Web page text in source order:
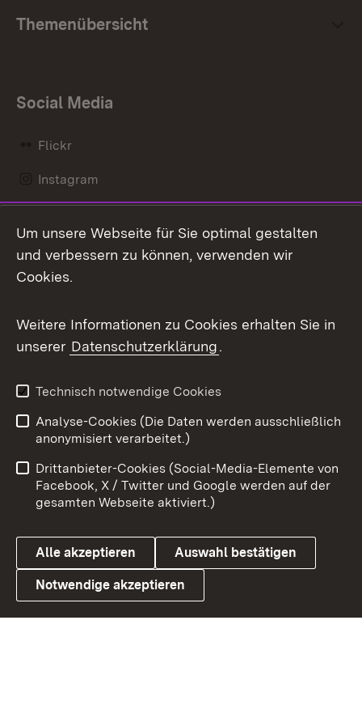
Themenübersicht
Social Media
Flickr
Instagram
Mastodon
Messenger
Social Wall
X / Twitter
Youtube
Link zum Landesportal
Benutzungshinweise
Barrierefreiheit
Datenschutz
Cookies
Um unsere Webseite für Sie optimal gestalten
und verbessern zu können, verwenden wir
Cookies.
Weitere Informationen zu Cookies erhalten Sie in
unserer Datenschutzerklärung.
Technisch notwendige Cookies
Analyse-Cookies (Die Daten werden ausschließlich
anonymisiert verarbeitet.)
Drittanbieter-Cookies (Social-Media-Elemente von
Facebook, X / Twitter und Google werden auf der
gesamten Webseite aktiviert.)
Alle akzeptieren Auswahl bestätigen
Notwendige akzeptieren